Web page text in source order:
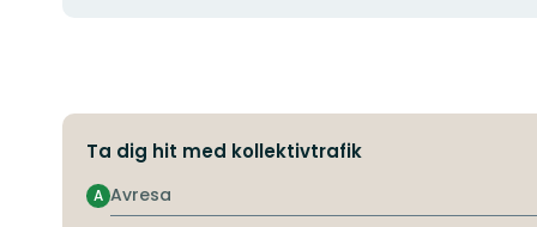
Ta dig hit med kollektivtrafik
Avresa
A